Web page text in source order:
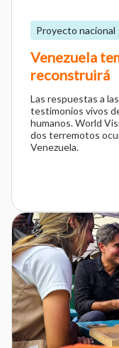
Proyecto nacional
Venezuela
reconstruirá
Las respuestas a
testimonios vivos
humanos. World
dos terremotos
Venezuela.